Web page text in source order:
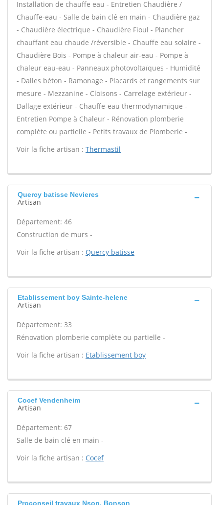
Installation de chauffe eau - Entretien Chaudière /
Chauffe-eau - Salle de bain clé en main - Chaudière gaz
- Chaudière électrique - Chaudière Fioul - Plancher
chauffant eau chaude /réversible - Chauffe eau solaire -
Chaudière Bois - Pompe à chaleur air-eau - Pompe à
chaleur eau-eau - Panneaux photovoltaïques - Humidité
- Dalles béton - Ramonage - Placards et rangements sur
mesure - Mezzanine - Cloisons - Carrelage extérieur -
Dallage extérieur - Chauffe-eau thermodynamique -
Entretien Pompe à Chaleur - Rénovation plomberie
complète ou partielle - Petits travaux de Plomberie -
Voir la fiche artisan : Thermastil
Quercy batisse Nevieres
Artisan
Département: 46
Construction de murs -
Voir la fiche artisan : Quercy batisse
Etablissement boy Sainte-helene
Artisan
Département: 33
Rénovation plomberie complète ou partielle -
Voir la fiche artisan : Etablissement boy
Cocef Vendenheim
Artisan
Département: 67
Salle de bain clé en main -
Voir la fiche artisan : Cocef
Proconseil travaux Nson, Bonson